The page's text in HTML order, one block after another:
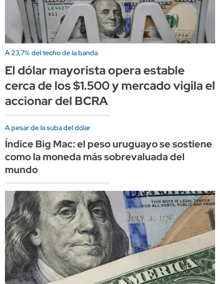
A 23,7% del techo de la banda
El dólar mayorista opera estable
cerca de los $1.500 y mercado vigila el
accionar del BCRA
A pesar de la suba del dólar
Índice Big Mac: el peso uruguayo se sostiene
como la moneda más sobrevaluada del
mundo